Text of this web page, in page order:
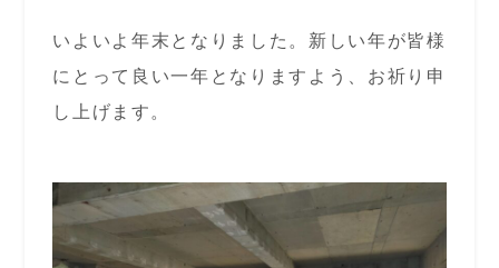
いよいよ年末となりました。新しい年が皆様
にとって良い一年となりますよう、お祈り申
し上げます。